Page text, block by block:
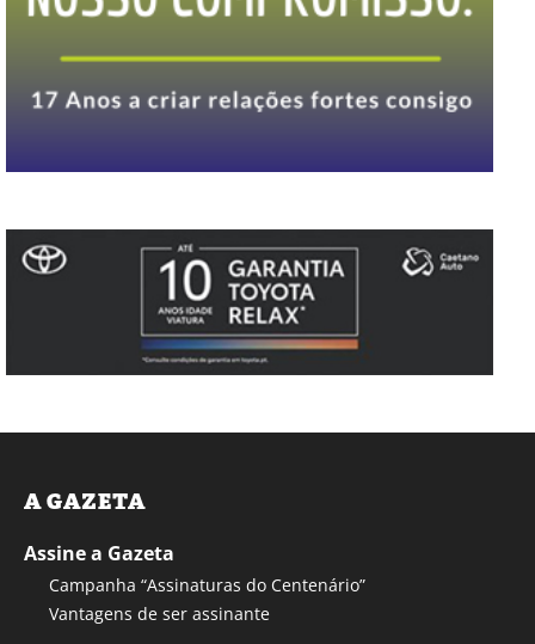
A GAZETA
Assine a Gazeta
Campanha “Assinaturas do Centenário”
Vantagens de ser assinante